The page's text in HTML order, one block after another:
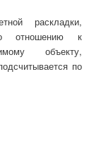
раскладки,
отношению к
объекту,
по